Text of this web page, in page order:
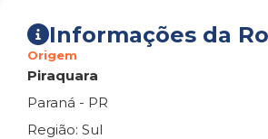
Informações da
Origem
Piraquara
Paraná - PR
Região: Sul